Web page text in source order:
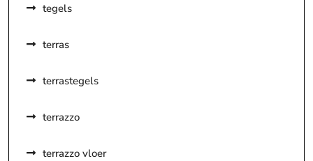
tegels
terras
terrastegels
terrazzo
terrazzo vloer